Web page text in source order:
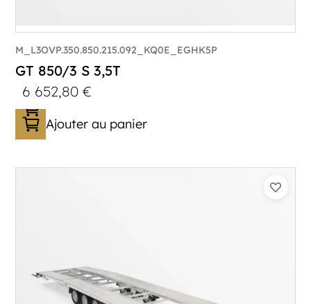
Longueur utile (mm) :
Plancher :Lorhs en Aluminium
M_L3OVP.350.850.215.092_KQ0E_EGHK5P
GT 850/3 S 3,5T
6 652,80€
Ajouter au panier